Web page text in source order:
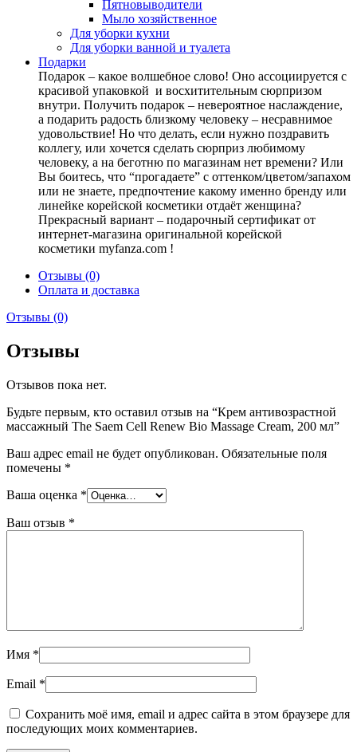
Пятновыводители
Мыло хозяйственное
Для уборки кухни
Для уборки ванной и туалета
Подарки
Подарок – какое волшебное слово! Оно ассоциируется с
красивой упаковкой и восхитительным сюрпризом
внутри. Получить подарок – невероятное наслаждение,
а подарить радость близкому человеку – несравнимое
удовольствие! Но что делать, если нужно поздравить
коллегу, или хочется сделать сюрприз любимому
человеку, а на беготню по магазинам нет времени? Или
Вы боитесь, что “прогадаете” с оттенком/цветом/запахом
или не знаете, предпочтение какому именно бренду или
линейке корейской косметики отдаёт женщина?
Прекрасный вариант – подарочный сертификат от
интернет-магазина оригинальной корейской
косметики myfanza.com !
Отзывы (0)
Оплата и доставка
Отзывы (0)
Отзывы
Отзывов пока нет.
Будьте первым, кто оставил отзыв на “Крем антивозрастной
массажный The Saem Cell Renew Bio Massage Cream, 200 мл”
Ваш адрес email не будет опубликован. Обязательные поля
помечены *
Ваша оценка *
Ваш отзыв *
Имя *
Email *
Сохранить моё имя, email и адрес сайта в этом браузере для
последующих моих комментариев.